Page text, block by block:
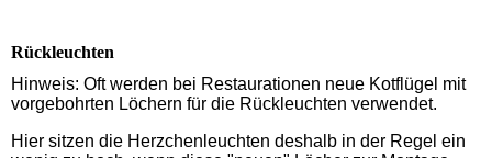
Rückleuchten
Hinweis: Oft werden bei Restaurationen neue Kotflügel mit
vorgebohrten Löchern für die Rückleuchten verwendet.
Hier sitzen die Herzchenleuchten deshalb in der Regel ein